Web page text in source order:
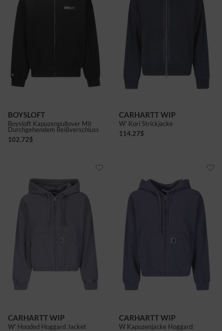
BOYSLOFT
Boysloft Kapuzenpullover Mit
Durchgehendem Reißverschluss
102.72$
CARHARTT WIP
W' Kori Strickjacke
114.27$
CARHARTT WIP
W' Hooded Hoggard Jacket
CARHARTT WIP
W Kapuzenjacke Hoggard